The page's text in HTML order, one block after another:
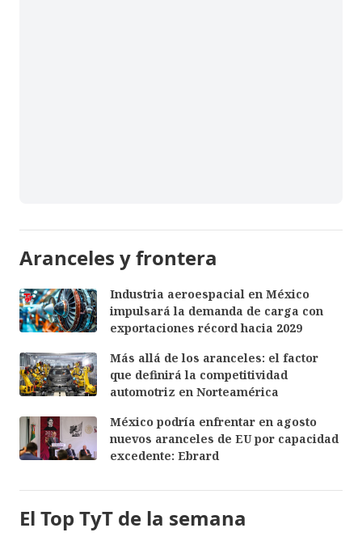
Aranceles y frontera
Industria aeroespacial en México
impulsará la demanda de carga con
exportaciones récord hacia 2029
Más allá de los aranceles: el factor
que definirá la competitividad
automotriz en Norteamérica
México podría enfrentar en agosto
nuevos aranceles de EU por capacidad
excedente: Ebrard
El Top TyT de la semana